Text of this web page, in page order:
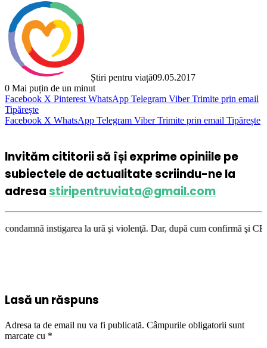
Știri pentru viață09.05.2017
0 Mai puțin de un minut
Facebook X Pinterest WhatsApp Telegram Viber Trimite prin email
Tipărește
Facebook X WhatsApp Telegram Viber Trimite prin email Tipărește
Invităm cititorii să își exprime opiniile pe
subiectele de actualitate scriindu-ne la
adresastiripentruviata@gmail.com
la ură şi violenţă. Dar, după cum confirmă şi CEDO în
Lasă un răspuns
Adresa ta de email nu va fi publicată. Câmpurile obligatorii sunt
marcate cu *